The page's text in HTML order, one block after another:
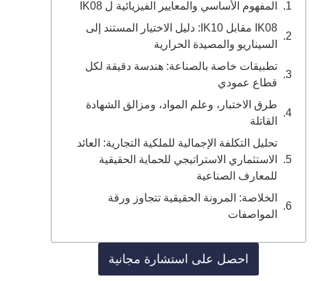
المفهوم الأساسي والمعايير الفيزيائية ل IK08
IK08 مقابل IK10: دليل الاختيار المستند إلى
السيناريو والمصيدة الحرارية
تطبيقات خاصة بالصناعة: هندسة دقيقة لكل
قطاع عمودي
طرق الاختبار، وعلم المواد، ومزالق الشهادة
القاتلة
تحليل التكلفة الإجمالية للملكية التجارية: العائد
الاستثماري الاستراتيجي للحماية الحقيقية
للمعارف الصناعية
الخلاصة: المرونة الحقيقية تتجاوز ورقة
المواصفات
احصل على استشارة مجانية